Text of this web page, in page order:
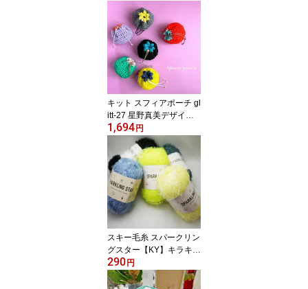
ッグ 帽子 ストローヤー
ン 手芸糸
キット スフィアポーチ gl
itt-27 星野真美デザイン
【KN】 編み物キット 手
編みキット
1,694 円
スキー毛糸 スパークリン
グスター【KY】キラキラ
サマーヤーン 毛糸 編み
物
290 円